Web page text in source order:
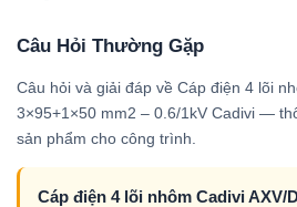
Câu Hỏi Thường Gặp
Câu hỏi và giải đáp về Cáp điện 4 lõi
3×95+1×50 mm2 – 0.6/1kV Cadivi —
sản phẩm cho công trình.
Cáp điện 4 lõi nhôm Cadivi AXV/